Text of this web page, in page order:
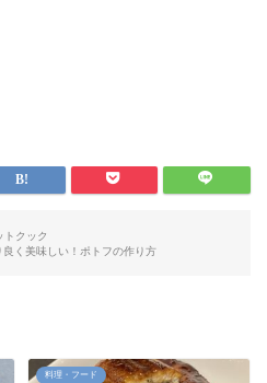
トクック
良く美味しい！ポトフの作り方
料理・フード